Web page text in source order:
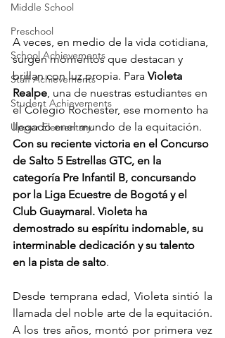
Middle School
Preschool
School Achievements
Staff Achievements
Student Achievements
Upper Elementary
A veces, en medio de la vida cotidiana,
surgen momentos que destacan y
brillan con luz propia. Para Violeta
Realpe, una de nuestras estudiantes en
el Colegio Rochester, ese momento ha
llegado enel mundo de la equitación.
Con su reciente victoria en el Concurso
de Salto 5 Estrellas GTC, en la
categoría Pre Infantil B, concursando
por la Liga Ecuestre de Bogotá y el
Club Guaymaral. Violeta ha
demostrado su espíritu indomable, su
interminable dedicación y su talento
en la pista de salto.
Desde temprana edad, Violeta sintió la
llamada del noble arte de la equitación.
A los tres años, montó por primera vez